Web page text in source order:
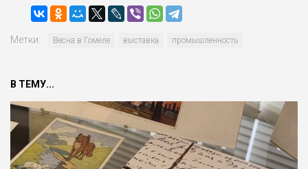
Метки: Весна в Гомеле выставка промышленность
В ТЕМУ...